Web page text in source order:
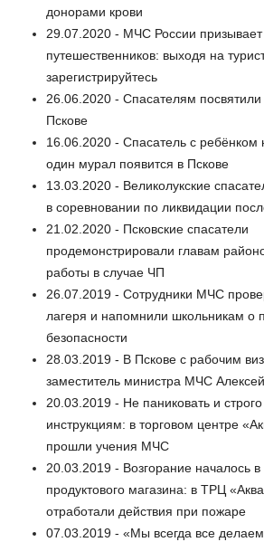
донорами крови
29.07.2020 - МЧС России призывает
путешественников: выходя на
зарегистрируйтесь
26.06.2020 - Спасателям
Пскове
16.06.2020 - Спасатель с ребёнком
один мурал появится в Пскове
13.03.2020 - Великолукские
в соревновании по ликвидации
21.02.2020 - Псковские спасатели
продемонстрировали главам
работы в случае ЧП
26.07.2019 - Сотрудники МЧС
лагеря и напомнили школьникам о
безопасности
28.03.2019 - В Пскове с рабочим
заместитель министра МЧС
20.03.2019 - Не паниковать и
инструкциям: в торговом центре
прошли учения МЧС
20.03.2019 - Возгорание началось в
продуктового магазина: в ТРЦ
отработали действия при пожаре
07.03.2019 - «Мы всегда все